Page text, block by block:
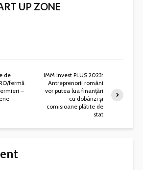
UP ZONE
de
fermă
–
IMM Invest PLUS 2023:
Antreprenorii români
vor putea lua finanțări
cu dobânzi și
comisioane plătite de
stat